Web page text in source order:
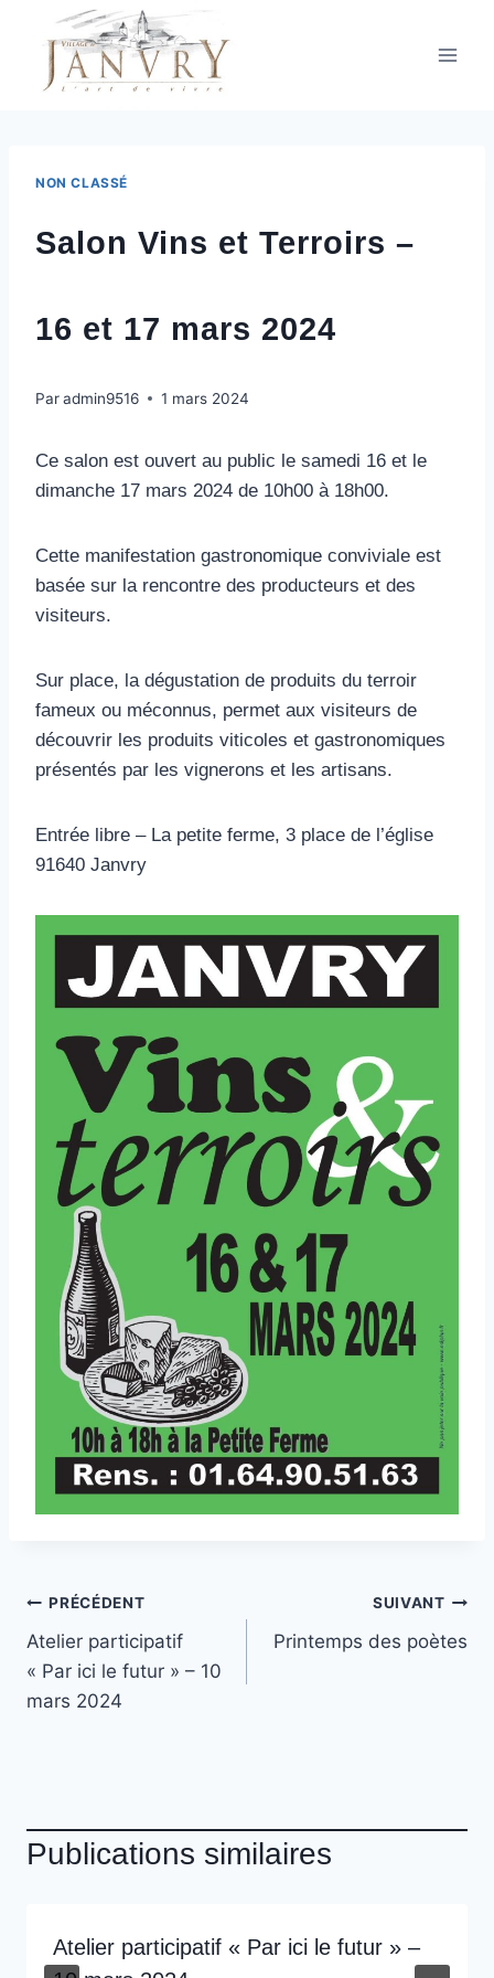
contenu
NON CLASSÉ
Salon Vins et Terroirs –
16 et 17 mars 2024
Paradmin9516 1 mars 2024
Ce salon est ouvert au public le samedi 16 et le
dimanche 17 mars 2024 de 10h00 à 18h00.
Cette manifestation gastronomique conviviale est
basée sur la rencontre des producteurs et des
visiteurs.
Sur place, la dégustation de produits du terroir
fameux ou méconnus, permet aux visiteurs de
découvrir les produits viticoles et gastronomiques
présentés par les vignerons et les artisans.
Entrée libre – La petite ferme, 3 place de l’église
91640 Janvry
Navigation
de
l’article
PRÉCÉDENT
Atelier participatif
« Par ici le futur » – 10
mars 2024
SUIVANT
Printemps des poètes
Publications similaires
Atelier participatif « Par ici le futur » –